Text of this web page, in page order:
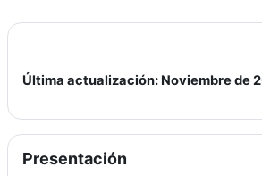
Perfilado de sección
Última actualización: Noviembre de
Presentación